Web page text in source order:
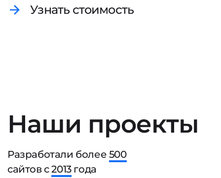
Узнать стоимость
Наши проекты
Разработали более 500
сайтов с2013года